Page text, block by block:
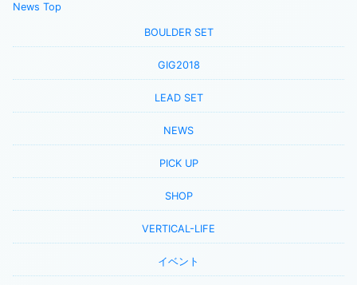
News Top
BOULDER SET
GIG2018
LEAD SET
NEWS
PICK UP
SHOP
VERTICAL-LIFE
イベント